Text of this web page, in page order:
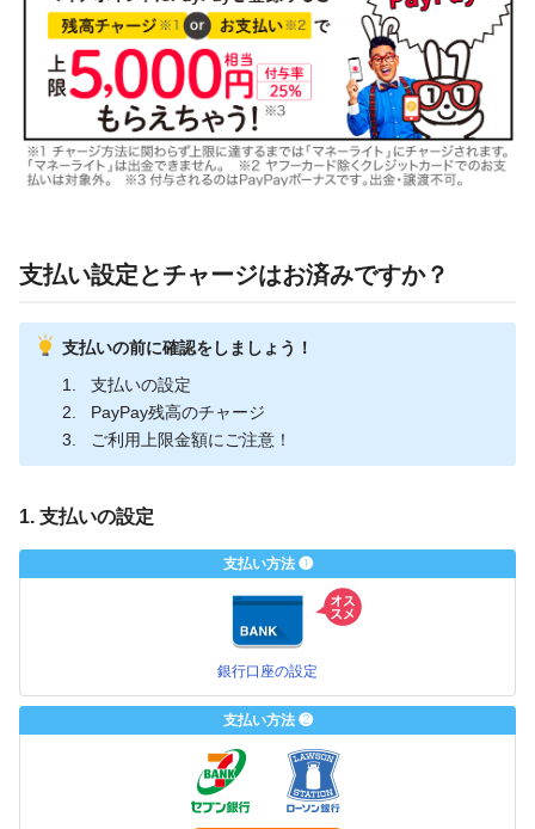
支払い設定とチャージはお済みですか？
支払いの前に確認をしましょう！
支払いの設定
PayPay残高のチャージ
ご利用上限金額にご注意！
1. 支払いの設定
支払い方法 ❶
銀行口座の設定
支払い方法 ❷